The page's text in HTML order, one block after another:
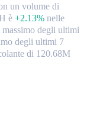
un volume di
è +2.13% nelle
massimo degli ultimi
degli ultimi 7
di 120.68M